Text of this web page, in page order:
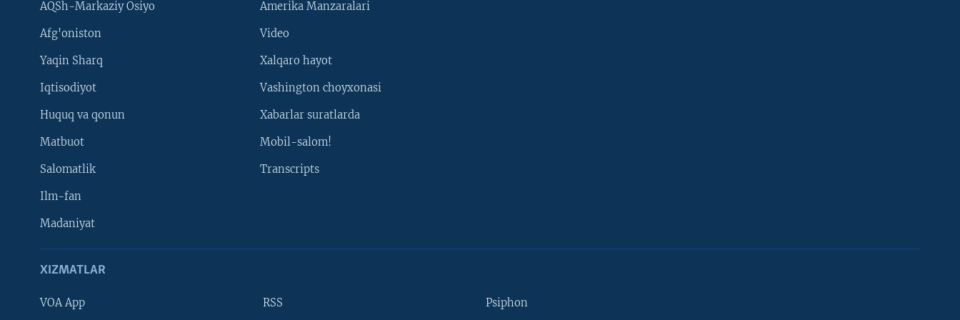
AQSh-Markaziy Osiyo
Afg'oniston
Yaqin Sharq
Iqtisodiyot
Huquq va qonun
Matbuot
Salomatlik
Ilm-fan
Madaniyat
Amerika Manzaralari
Video
Xalqaro hayot
Vashington choyxonasi
Xabarlar suratlarda
Mobil-salom!
Transcripts
XIZMATLAR
VOA App RSS Psiphon